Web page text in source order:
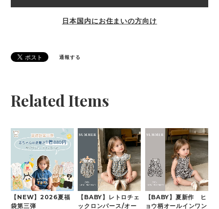
日本国内にお住まいの方向け
通報する
Related Items
【NEW】2026夏福
袋第三弾
【BABY】レトロチェ
ックロンパース/オー
【BABY】夏新作 ヒ
ョウ柄オールインワン